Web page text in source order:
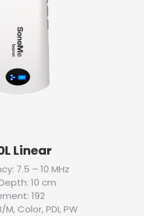
Linear
7.5 – 10 MHz
10 cm
192
M, Color, PDI, PW